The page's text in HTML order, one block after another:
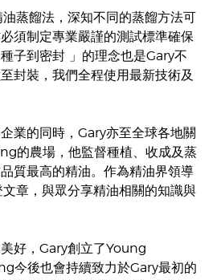
蒸餾法，深知不同的蒸餾方法可
須制定專業嚴謹的測試標準確保
子到密封 」的理念也是Gary不
封裝，我們全程使用最新技術及
業的同時，Gary亦至全球各地關
的農場，他監督種植、收成及蒸
質最高的精油。作為精油界領導
章，與眾分享精油相關的知識與
好，Gary創立了Young
今後也會持續致力於Gary最初的